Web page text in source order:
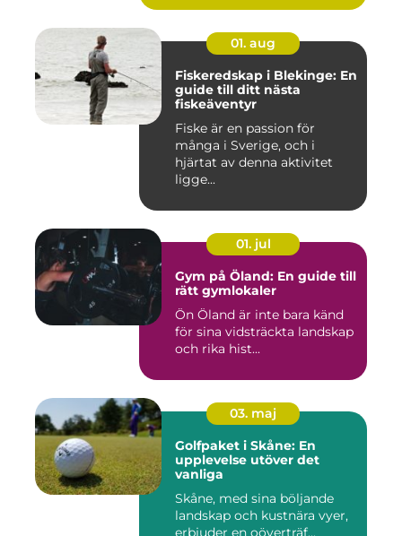
01. aug
Fiskeredskap i Blekinge: En
guide till ditt nästa
fiskeäventyr
Fiske är en passion för
många i Sverige, och i
hjärtat av denna aktivitet
ligge...
01. jul
Gym på Öland: En guide till
rätt gymlokaler
Ön Öland är inte bara känd
för sina vidsträckta landskap
och rika hist...
03. maj
Golfpaket i Skåne: En
upplevelse utöver det
vanliga
Skåne, med sina böljande
landskap och kustnära vyer,
erbjuder en oöverträf...